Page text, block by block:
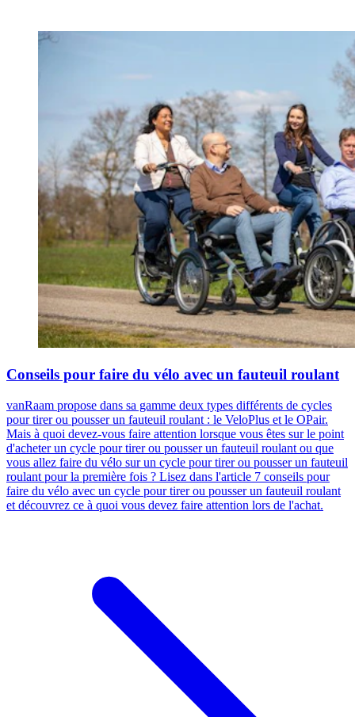
Conseils pour faire du vélo avec un fauteuil roulant
vanRaam propose dans sa gamme deux types différents de cycles
pour tirer ou pousser un fauteuil roulant : le VeloPlus et le OPair.
Mais à quoi devez-vous faire attention lorsque vous êtes sur le point
d'acheter un cycle pour tirer ou pousser un fauteuil roulant ou que
vous allez faire du vélo sur un cycle pour tirer ou pousser un fauteuil
roulant pour la première fois ? Lisez dans l'article 7 conseils pour
faire du vélo avec un cycle pour tirer ou pousser un fauteuil roulant
et découvrez ce à quoi vous devez faire attention lors de l'achat.